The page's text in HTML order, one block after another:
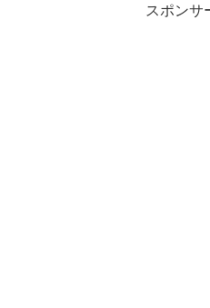
スポンサ